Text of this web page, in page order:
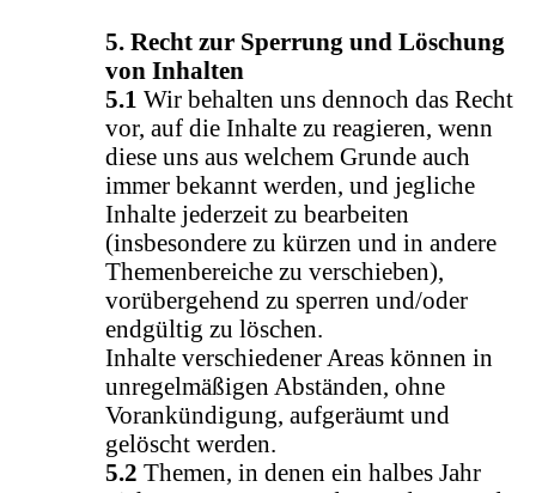
5. Recht zur Sperrung und Löschung
von Inhalten
5.1 Wir behalten uns dennoch das Recht
vor, auf die Inhalte zu reagieren, wenn
diese uns aus welchem Grunde auch
immer bekannt werden, und jegliche
Inhalte jederzeit zu bearbeiten
(insbesondere zu kürzen und in andere
Themenbereiche zu verschieben),
vorübergehend zu sperren und/oder
endgültig zu löschen.
Inhalte verschiedener Areas können in
unregelmäßigen Abständen, ohne
Vorankündigung, aufgeräumt und
gelöscht werden.
5.2 Themen, in denen ein halbes Jahr